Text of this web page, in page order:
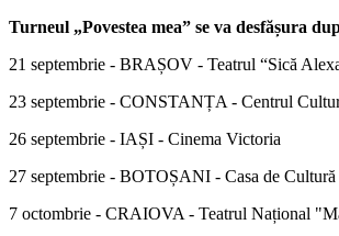
Turneul „Povestea mea” se va desfășura
21 septembrie - BRAȘOV - Teatrul “Sică
23 septembrie - CONSTANȚA - Centrul
26 septembrie - IAȘI - Cinema Victoria
27 septembrie - BOTOȘANI - Casa de
7 octombrie - CRAIOVA - Teatrul Național